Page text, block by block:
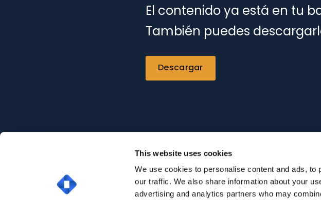
This website uses cookies
We use cookies to personalise content and ads,
our traffic. We also share information about your
advertising and analytics partners who may
El contenido ya está en tu
También puedes
Descargar